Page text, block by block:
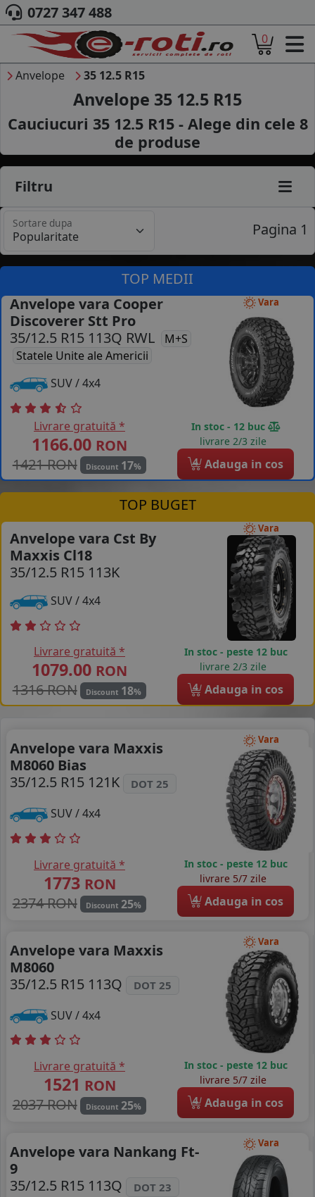
ACASA
DESPRE NOI
ANVELOPE
AUTO
CAMION
MOTO
AGROINDUSTRIALE
MARCA AUTO
B2B - COLABORARE COMPANII
CONTACT
COS (0 PRODUSE)
0727 347 488
0
Anvelope 35 12.5 R15
Anvelope 35 12.5 R15
Cauciucuri 35 12.5 R15 - Alege din cele 8
de produse
Filtru
Sortare dupa Pagina 1
TOP MEDII
Vara
Anvelope vara Cooper
Discoverer Stt Pro
35/12.5 R15 113Q RWL
M+S
Statele Unite ale Americii
SUV / 4x4
Livrare gratuită *
1166.00 RON
1421 RON
Discount 17%
In stoc - 12 buc
livrare 2/3 zile
4 Adauga in cos
TOP BUGET
Vara
Anvelope vara Cst By
Maxxis Cl18
35/12.5 R15 113K
SUV / 4x4
Livrare gratuită *
1079.00 RON
1316 RON
Discount 18%
In stoc - peste 12 buc
livrare 2/3 zile
4 Adauga in cos
Vara
Anvelope vara Maxxis
M8060 Bias
35/12.5 R15 121K
DOT 25
SUV / 4x4
Livrare gratuită *
1773 RON
2374 RON
Discount 25%
In stoc - peste 12 buc
livrare 5/7 zile
4 Adauga in cos
Vara
Anvelope vara Maxxis
M8060
35/12.5 R15 113Q
DOT 25
SUV / 4x4
Livrare gratuită *
1521 RON
2037 RON
Discount 25%
In stoc - peste 12 buc
livrare 5/7 zile
4 Adauga in cos
Vara
Anvelope vara Nankang Ft-
9
35/12.5 R15 113Q
DOT 23